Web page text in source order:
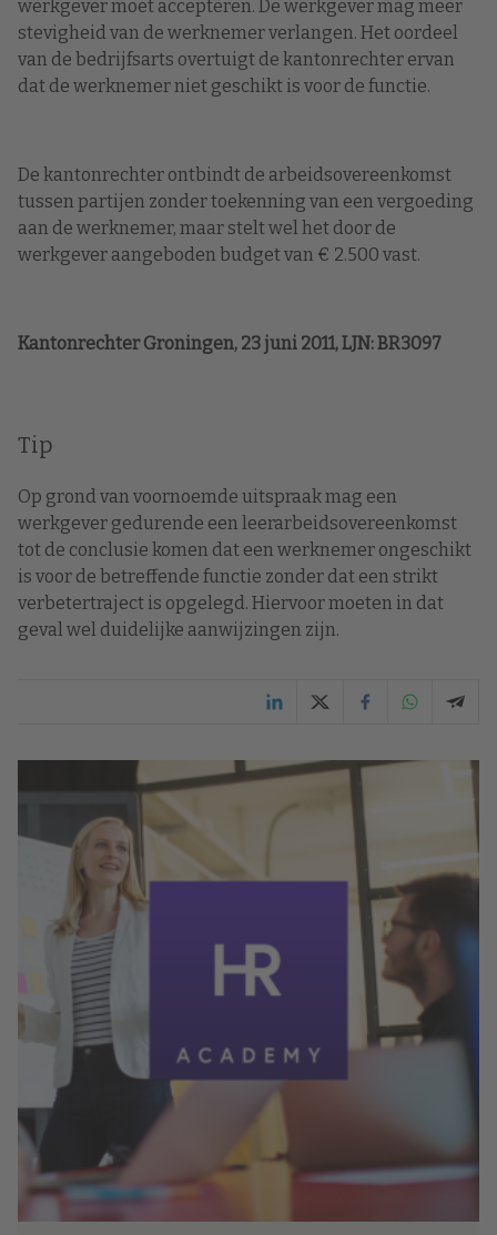
werkgever moet accepteren. De werkgever mag meer
stevigheid van de werknemer verlangen. Het oordeel
van de bedrijfsarts overtuigt de kantonrechter ervan
dat de werknemer niet geschikt is voor de functie.
De kantonrechter ontbindt de arbeidsovereenkomst
tussen partijen zonder toekenning van een vergoeding
aan de werknemer, maar stelt wel het door de
werkgever aangeboden budget van € 2.500 vast.
Kantonrechter Groningen, 23 juni 2011, LJN: BR3097
Tip
Op grond van voornoemde uitspraak mag een
werkgever gedurende een leerarbeidsovereenkomst
tot de conclusie komen dat een werknemer ongeschikt
is voor de betreffende functie zonder dat een strikt
verbetertraject is opgelegd. Hiervoor moeten in dat
geval wel duidelijke aanwijzingen zijn.